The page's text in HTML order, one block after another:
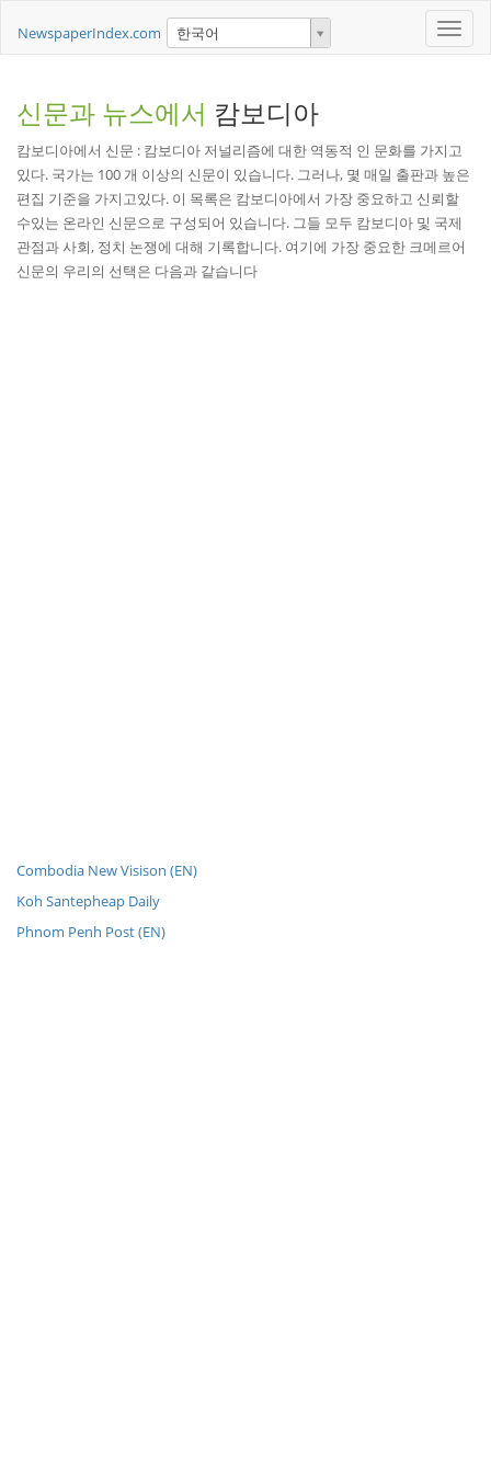
Toggle
NewspaperIndex.com 한국어
신문과 뉴스에서 캄보디아
캄보디아에서 신문 : 캄보디아 저널리즘에 대한 역동적 인 문화를 가지고
있다. 국가는 100 개 이상의 신문이 있습니다. 그러나, 몇 매일 출판과 높은
편집 기준을 가지고있다. 이 목록은 캄보디아에서 가장 중요하고 신뢰할
수있는 온라인 신문으로 구성되어 있습니다. 그들 모두 캄보디아 및 국제
관점과 사회, 정치 논쟁에 대해 기록합니다. 여기에 가장 중요한 크메르어
신문의 우리의 선택은 다음과 같습니다
Combodia New Visison (EN)
Koh Santepheap Daily
Phnom Penh Post (EN)